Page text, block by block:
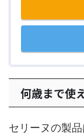
何歳まで使
セリーヌの製